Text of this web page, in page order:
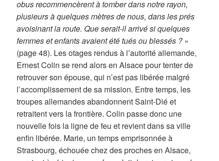
obus recommencèrent à tomber dans notre rayon,
plusieurs à quelques mètres de nous, dans les prés
avoisinant la route. Que serait-il arrivé si quelques
femmes et enfants avaient été tués ou blessés ?»
(page 48). Les otages rendus à l’autorité allemande,
Ernest Colin se rend alors en Alsace pour tenter de
retrouver son épouse, qui n’est pas libérée malgré
l’accomplissement de sa mission. Entre temps, les
troupes allemandes abandonnent Saint-Dié et
retraitent vers la frontière. Colin passe donc une
nouvelle fois la ligne de feu et revient dans sa ville
enfin libérée. Marie, un temps emprisonnée à
Strasbourg, échouée chez des proches en Alsace,